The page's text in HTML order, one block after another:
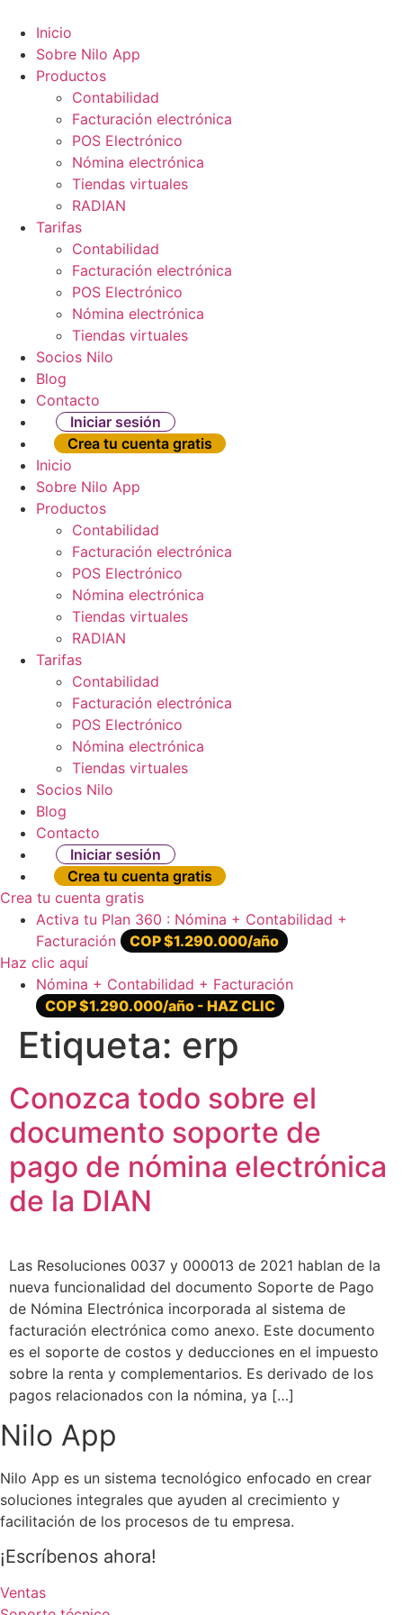
contenido
Inicio
Sobre Nilo App
Productos
Contabilidad
Facturación electrónica
POS Electrónico
Nómina electrónica
Tiendas virtuales
RADIAN
Tarifas
Contabilidad
Facturación electrónica
POS Electrónico
Nómina electrónica
Tiendas virtuales
Socios Nilo
Blog
Contacto
Iniciar sesión
Crea tu cuenta gratis
Inicio
Sobre Nilo App
Productos
Contabilidad
Facturación electrónica
POS Electrónico
Nómina electrónica
Tiendas virtuales
RADIAN
Tarifas
Contabilidad
Facturación electrónica
POS Electrónico
Nómina electrónica
Tiendas virtuales
Socios Nilo
Blog
Contacto
Iniciar sesión
Crea tu cuenta gratis
Crea tu cuenta gratis
Activa tu Plan 360 : Nómina + Contabilidad +
Facturación
COP $1.290.000/año
Haz clic aquí
Nómina + Contabilidad + Facturación
COP $1.290.000/año - HAZ CLIC
Etiqueta: erp
Conozca todo sobre el
documento soporte de
pago de nómina electrónica
de la DIAN
Las Resoluciones 0037 y 000013 de 2021 hablan de la
nueva funcionalidad del documento Soporte de Pago
de Nómina Electrónica incorporada al sistema de
facturación electrónica como anexo. Este documento
es el soporte de costos y deducciones en el impuesto
sobre la renta y complementarios. Es derivado de los
pagos relacionados con la nómina, ya […]
Nilo App
Nilo App es un sistema tecnológico enfocado en crear
soluciones integrales que ayuden al crecimiento y
facilitación de los procesos de tu empresa.
¡Escríbenos ahora!
Ventas